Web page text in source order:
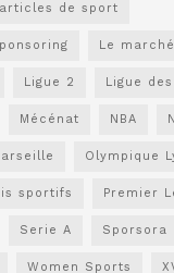
de sport
Le
Ligue 2 Ligue
Mécénat NBA
Olympique
sportifs Premier
Serie A Sporsora
Women Sports